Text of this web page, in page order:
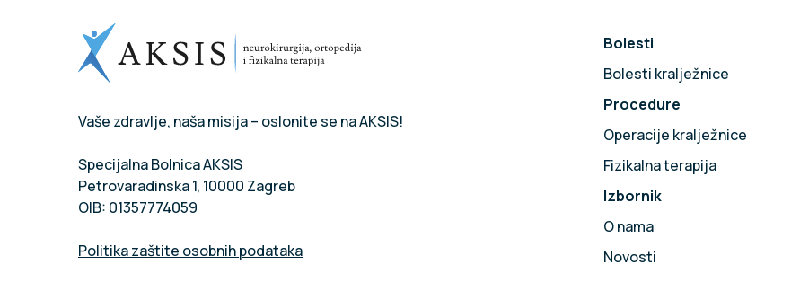
Vaše zdravlje, naša misija – oslonite se na AKSIS!
Specijalna Bolnica AKSIS
Petrovaradinska 1, 10000 Zagreb
OIB: 01357774059
Politika zaštite osobnih podataka
Bolesti
Bolesti kralježnice
Procedure
Operacije kralježnice
Fizikalna terapija
Izbornik
O nama
Novosti